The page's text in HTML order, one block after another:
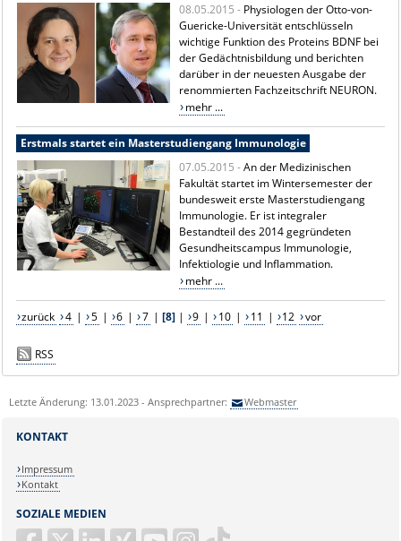
08.05.2015 - Physiologen der Otto-von-
Guericke-Universität entschlüsseln
wichtige Funktion des Proteins BDNF bei
der Gedächtnisbildung und berichten
darüber in der neuesten Ausgabe der
renommierten Fachzeitschrift NEURON.
mehr ...
Erstmals startet ein Masterstudiengang Immunologie
07.05.2015 -An der Medizinischen
Fakultät startet im Wintersemester der
bundesweit erste Masterstudiengang
Immunologie. Er ist integraler
Bestandteil des 2014 gegründeten
Gesundheitscampus Immunologie,
Infektiologie und Inflammation.
mehr ...
zurück 4 | 5 | 6 | 7 | [8]| 9 | 10 | 11 | 12 vor
RSS
Letzte Änderung: 13.01.2023 - Ansprechpartner: Webmaster
SOZIALE MEDIEN
KONTAKT
Impressum
Kontakt